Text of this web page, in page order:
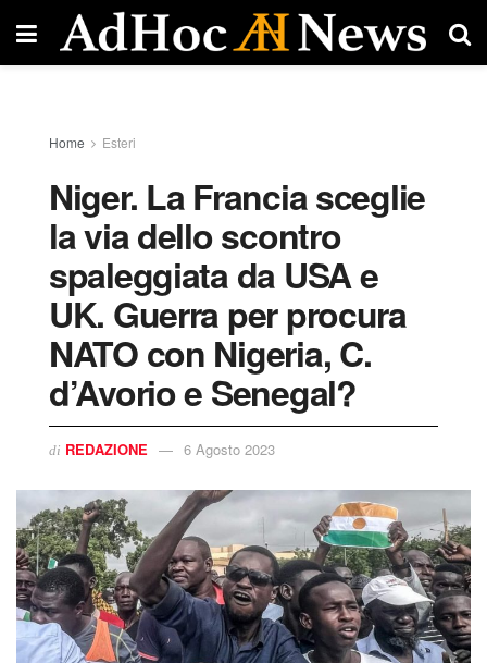
Home Esteri
Niger. La Francia sceglie
la via dello scontro
spaleggiata da USA e
UK. Guerra per procura
NATO con Nigeria, C.
d’Avorio e Senegal?
di REDAZIONE 6 Agosto 2023